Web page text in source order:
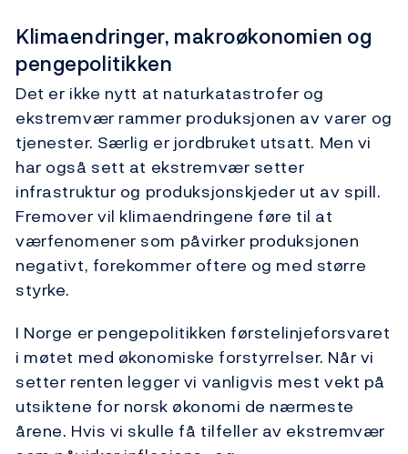
Klimaendringer, makroøkonomien og
pengepolitikken
Det er ikke nytt at naturkatastrofer og
ekstremvær rammer produksjonen av varer og
tjenester. Særlig er jordbruket utsatt. Men vi
har også sett at ekstremvær setter
infrastruktur og produksjonskjeder ut av spill.
Fremover vil klimaendringene føre til at
værfenomener som påvirker produksjonen
negativt, forekommer oftere og med større
styrke.
I Norge er pengepolitikken førstelinjeforsvaret
i møtet med økonomiske forstyrrelser. Når vi
setter renten legger vi vanligvis mest vekt på
utsiktene for norsk økonomi de nærmeste
årene. Hvis vi skulle få tilfeller av ekstremvær